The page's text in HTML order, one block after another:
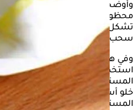
وأوضحت الهيئات الرقابية أن
تشكل مخاطر صحية جسيمة، ما
سحب المنتج من الأسواق.
وفي هذا السياق، أكدت الهيئة
استخدام هذه المواد قد يؤدي إلى
المستهلك، فيما شددت وزارة التغير
خلو أسواقها من هذا المنتج، مع
المستهلكين، وصنفت الهيئة العامة